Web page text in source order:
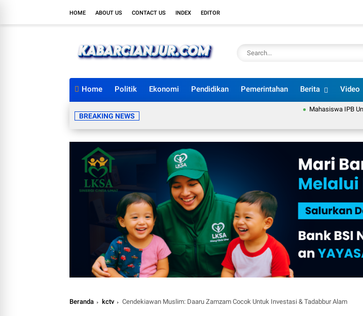
HOME ABOUT US CONTACT US INDEX EDITOR
Home Politik Ekonomi Pendidikan Pemerintahan Berita Video
BREAKING NEWS
Mahasiswa IPB
Beranda kctv Cendekiawan Muslim: Daaru Zamzam Cocok Untuk Investasi & Tadabbur Alam